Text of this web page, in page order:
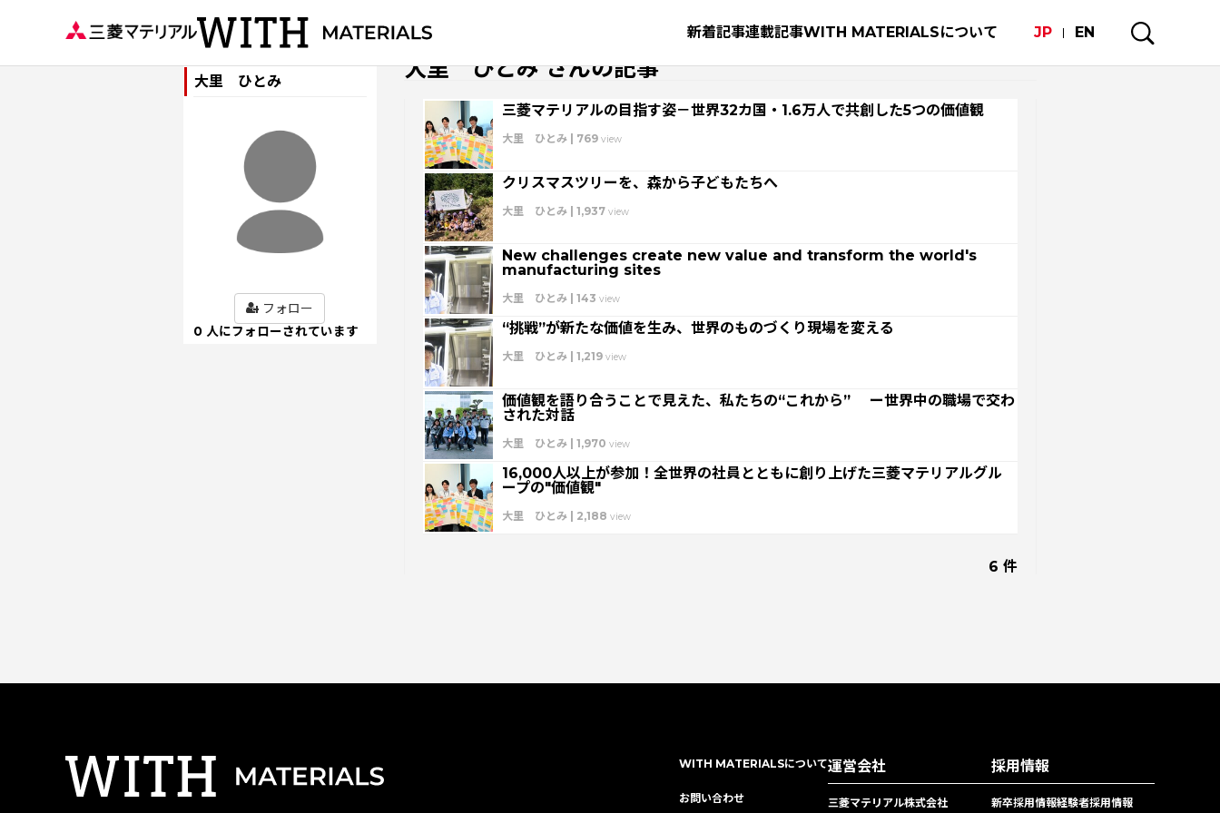
新着記事連載記事WITH MATERIALSについて JP EN
タグから探す
健康経営 特集：循環に価値を。
三菱マテリアルのある街を訪ねて 価値観 安全への取り組み 特集：人と社会と地球のために
特集：自動車・半導体の進化を担う
MYSTORY 特集：技術の力で未来をつくる
特集：金属と社会を、クリーンにつくり出す
リサイクル
大里 ひとみ
フォロー
0 人にフォローされています
大里 ひとみ さんの記事
三菱マテリアルの目指す姿－世界32カ国・1.6万人で共創した5つの価値観
大里 ひとみ| 769 view
クリスマスツリーを、森から子どもたちへ
大里 ひとみ| 1,937 view
New challenges create new value and transform the world's
manufacturing sites
大里 ひとみ| 143 view
“挑戦”が新たな価値を生み、世界のものづくり現場を変える
大里 ひとみ| 1,219 view
価値観を語り合うことで見えた、私たちの“これから” ー世界中の職場で交わ
された対話
大里 ひとみ| 1,970 view
16,000人以上が参加！全世界の社員とともに創り上げた三菱マテリアルグル
ープの"価値観"
大里 ひとみ| 2,188 view
6 件
WITH MATERIALSについて
お問い合わせ
運営会社
三菱マテリアル株式会社
採用情報
新卒採用情報経験者採用情報